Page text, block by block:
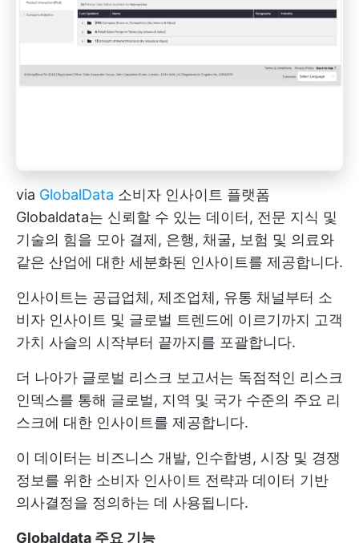
via GlobalData 소비자 인사이트 플랫폼
Globaldata는 신뢰할 수 있는 데이터, 전문 지식 및
기술의 힘을 모아 결제, 은행, 채굴, 보험 및 의료와
같은 산업에 대한 세분화된 인사이트를 제공합니다.
인사이트는 공급업체, 제조업체, 유통 채널부터 소
비자 인사이트 및 글로벌 트렌드에 이르기까지 고객
가치 사슬의 시작부터 끝까지를 포괄합니다.
더 나아가 글로벌 리스크 보고서는 독점적인 리스크
인덱스를 통해 글로벌, 지역 및 국가 수준의 주요 리
스크에 대한 인사이트를 제공합니다.
이 데이터는 비즈니스 개발, 인수합병, 시장 및 경쟁
정보를 위한 소비자 인사이트 전략과 데이터 기반
의사결정을 정의하는 데 사용됩니다.
Globaldata 주요 기능